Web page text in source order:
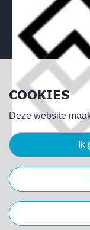
Algemeen
COOKIES
Deze website
ik